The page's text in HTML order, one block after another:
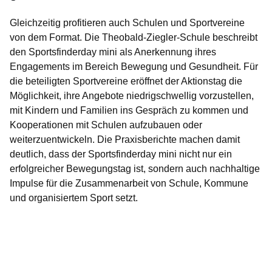
Gleichzeitig profitieren auch Schulen und Sportvereine
von dem Format. Die Theobald-Ziegler-Schule beschreibt
den Sportsfinderday mini als Anerkennung ihres
Engagements im Bereich Bewegung und Gesundheit. Für
die beteiligten Sportvereine eröffnet der Aktionstag die
Möglichkeit, ihre Angebote niedrigschwellig vorzustellen,
mit Kindern und Familien ins Gespräch zu kommen und
Kooperationen mit Schulen aufzubauen oder
weiterzuentwickeln. Die Praxisberichte machen damit
deutlich, dass der Sportsfinderday mini nicht nur ein
erfolgreicher Bewegungstag ist, sondern auch nachhaltige
Impulse für die Zusammenarbeit von Schule, Kommune
und organisiertem Sport setzt.